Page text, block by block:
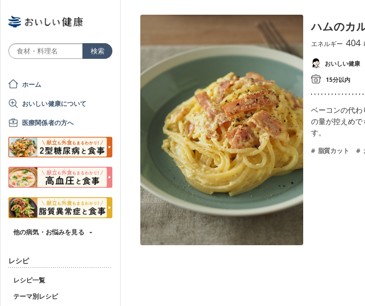
ホーム
おいしい健康について
医療関係者の方へ
他の病気・お悩みを見る
レシピ
レシピ一覧
テーマ別レシピ
ハムのカ
エネルギー 404
おいしい健康
15分以内
ベーコンの代
の量が控えめ
す。
脂質カット